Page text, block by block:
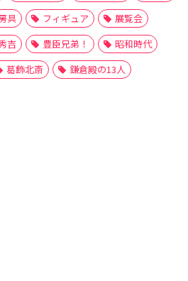
具 フィギュア
展覧会
吉 豊臣兄弟！
昭和時代
葛飾北斎 鎌倉殿の13人